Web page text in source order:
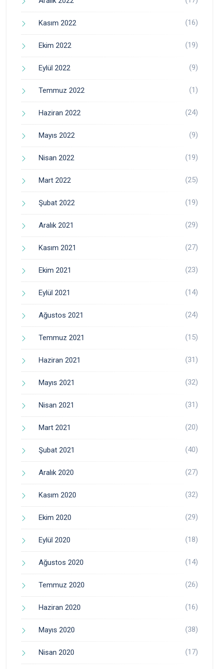
Kasım 2022 (16)
Ekim 2022 (19)
Eylül 2022 (9)
Temmuz 2022 (1)
Haziran 2022 (24)
Mayıs 2022 (9)
Nisan 2022 (19)
Mart 2022 (25)
Şubat 2022 (19)
Aralık 2021 (29)
Kasım 2021 (27)
Ekim 2021 (23)
Eylül 2021 (14)
Ağustos 2021 (24)
Temmuz 2021 (15)
Haziran 2021 (31)
Mayıs 2021 (32)
Nisan 2021 (31)
Mart 2021 (20)
Şubat 2021 (40)
Aralık 2020 (27)
Kasım 2020 (32)
Ekim 2020 (29)
Eylül 2020 (18)
Ağustos 2020 (14)
Temmuz 2020 (26)
Haziran 2020 (16)
Mayıs 2020 (38)
Nisan 2020 (17)